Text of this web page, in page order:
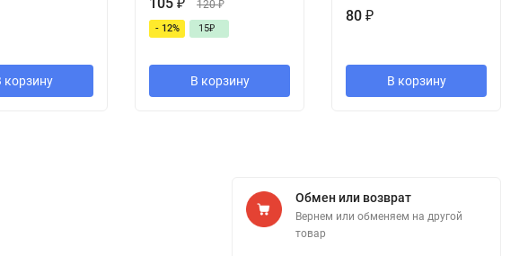
корзину
120₽
- 12% 15₽
В корзину
80 ₽
В корзину
Обмен или возврат
Вернем или обменяем на другой
товар